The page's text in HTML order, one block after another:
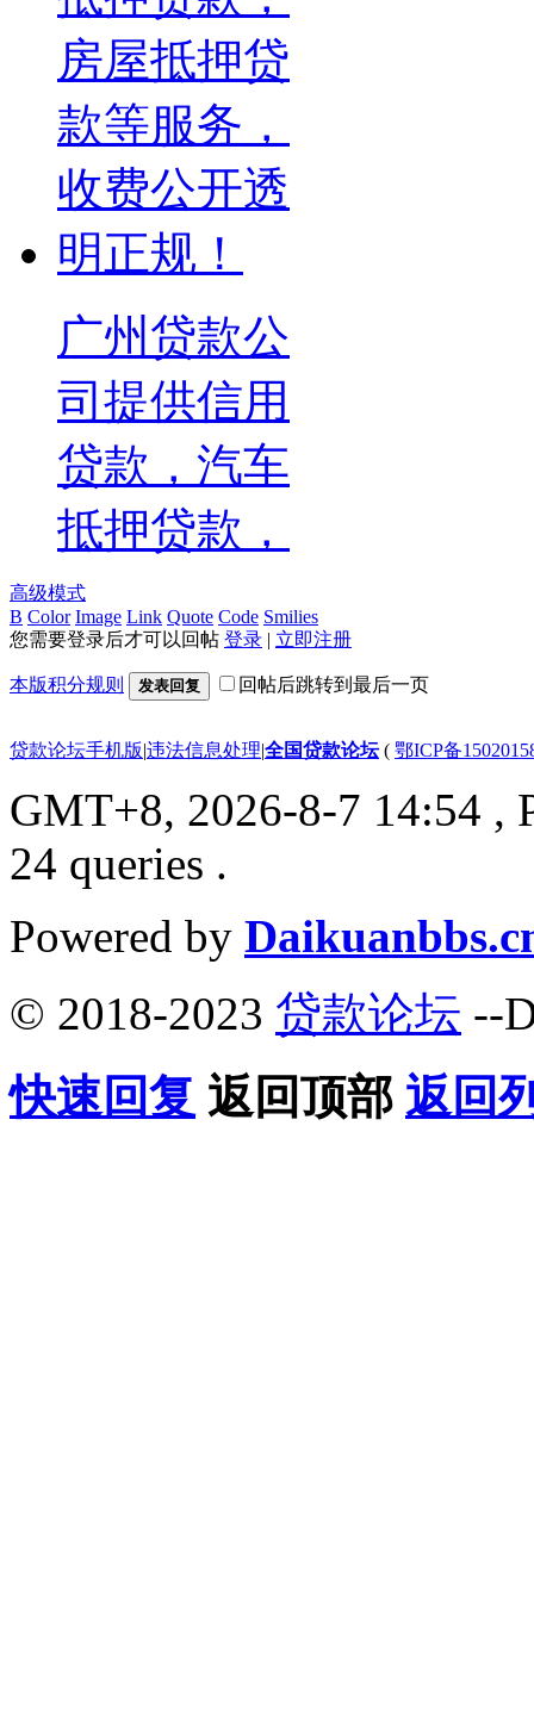
广州贷款公
司提供信用
贷款，汽车
抵押贷款，
高级模式
B Color Image Link Quote Code Smilies
您需要登录后才可以回帖 登录 | 立即注册
本版积分规则 发表回复 回帖后跳转到最后一页
贷款论坛手机版|违法信息处理|全国贷款论坛( 鄂ICP备
GMT+8, 2026-8-7 14:54 ,
24 queries .
Powered by
© 2018-2023 贷款论坛 --
快速回复 返回顶部 返回